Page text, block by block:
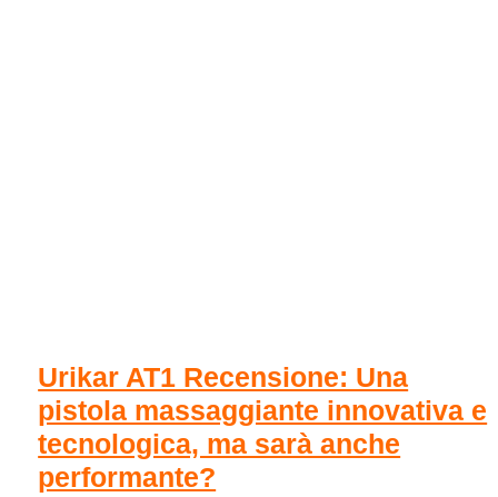
Urikar AT1 Recensione: Una
pistola massaggiante innovativa e
tecnologica, ma sarà anche
performante?